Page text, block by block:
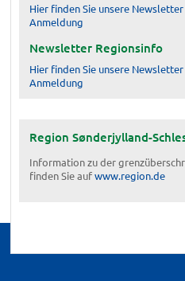
Hier finden Sie unsere
Anmeldung
Newsletter Regionsinfo
Hier finden Sie unsere
Anmeldung
Region Sønderjylland-
Information zu der
finden Sie aufwww.region.de